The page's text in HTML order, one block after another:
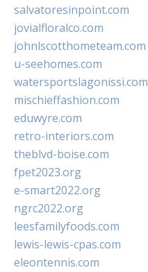
salvatoresinpoint.com
jovialfloralco.com
johnlscotthometeam.com
u-seehomes.com
watersportslagonissi.com
mischieffashion.com
eduwyre.com
retro-interiors.com
theblvd-boise.com
fpet2023.org
e-smart2022.org
ngrc2022.org
leesfamilyfoods.com
lewis-lewis-cpas.com
eleontennis.com